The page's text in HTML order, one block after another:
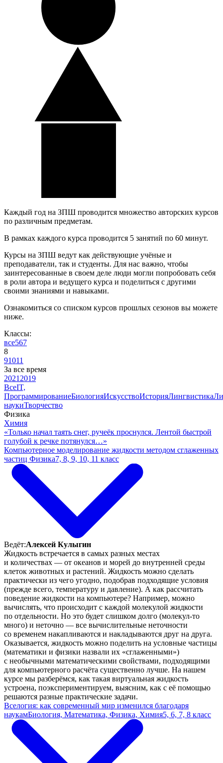
Каждый год на ЗПШ проводится множество авторских курсов
по различным предметам.
В рамках каждого курса проводится 5 занятий по 60 минут.
Курсы на ЗПШ ведут как действующие учёные и
преподаватели, так и студенты. Для нас важно, чтобы
заинтересованные в своем деле люди могли попробовать себя
в роли автора и ведущего курса и поделиться с другими
своими знаниями и навыками.
Ознакомиться со списком курсов прошлых сезонов вы можете
ниже.
Классы:
все567
8
91011
За все время
2021 2019
ВсеIT,
ПрограммированиеБиологияИскусствоИсторияЛингвистика
наукиТворчество
Физика
Химия
«Только начал таять снег, ручеёк проснулся. Лентой быстрой
голубой к речке потянулся…»
Компьютерное моделирование жидкости методом сглаженных
частиц Физика7, 8, 9, 10, 11 класс
Ведёт:Алексей Кулыгин
Жидкость встречается в самых разных местах
и количествах — от океанов и морей до внутренней среды
клеток животных и растений. Жидкость можно сделать
практически из чего угодно, подобрав подходящие условия
(прежде всего, температуру и давление). А как рассчитать
поведение жидкости на компьютере? Например, можно
вычислять, что происходит с каждой молекулой жидкости
по отдельности. Но это будет слишком долго (молекул-то
много) и неточно — все вычислительные неточности
со временем накапливаются и накладываются друг на друга.
Оказывается, жидкость можно поделить на условные частицы
(математики и физики назвали их «сглаженными»)
с необычными математическими свойствами, подходящими
для компьютерного расчёта существенно лучше. На нашем
курсе мы разберёмся, как такая виртуальная жидкость
устроена, поэкспериментируем, выясним, как с её помощью
решаются разные практические задачи.
Вселогия: как современный мир изменился благодаря
наукамБиология, Математика, Физика, Химия5, 6, 7, 8 класс